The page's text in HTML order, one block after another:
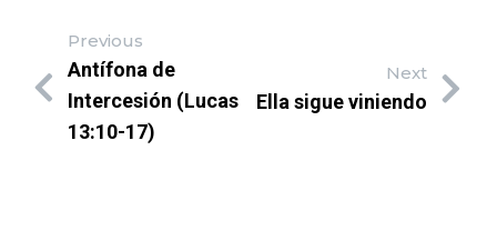
Previous
Antífona de
Intercesión (Lucas
13:10-17)
Next
Ella sigue viniendo